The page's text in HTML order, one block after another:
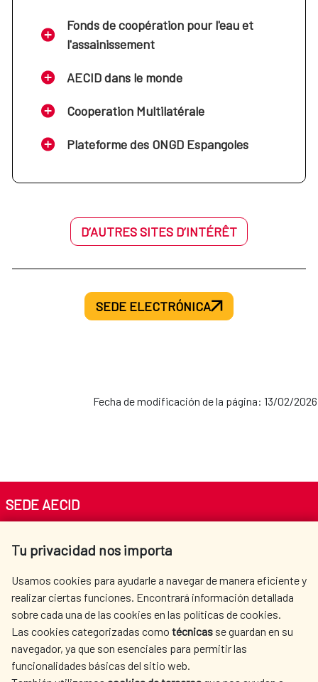
Fonds de coopération pour l'eau et
l'assainissement
AECID dans le monde
Cooperation Multilatérale
Plateforme des ONGD Espangoles
D’AUTRES SITES D’INTÉRÊT
SEDE ELECTRÓNICA
Fecha de modificación de la página: 13/02/2026
Tu privacidad nos importa
Usamos cookies para ayudarle a navegar de manera eficiente y
realizar ciertas funciones. Encontrará información detallada
sobre cada una de las cookies en las políticas de cookies.
Las cookies categorizadas como técnicas se guardan en su
navegador, ya que son esenciales para permitir las
funcionalidades básicas del sitio web.
SEDE AECID
Tel. +34 900 20 30 54​​​​​​​
AECID
OÙ NOUS COOPÉRONS
L'ACTION HUMANITAIRE
ESPAGNOLE
SALLE DE PRESSE